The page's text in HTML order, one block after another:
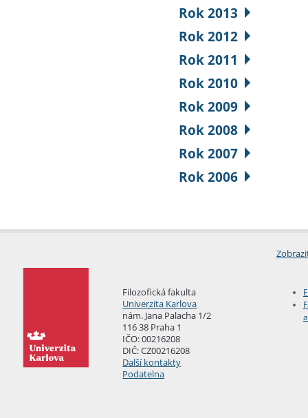
Rok 2013
Rok 2012
Rok 2011
Rok 2010
Rok 2009
Rok 2008
Rok 2007
Rok 2006
Filozofická fakulta
Univerzita Karlova
nám. Jana Palacha 1/2
116 38 Praha 1
IČO: 00216208
DIČ: CZ00216208
Další kontakty
Podatelna